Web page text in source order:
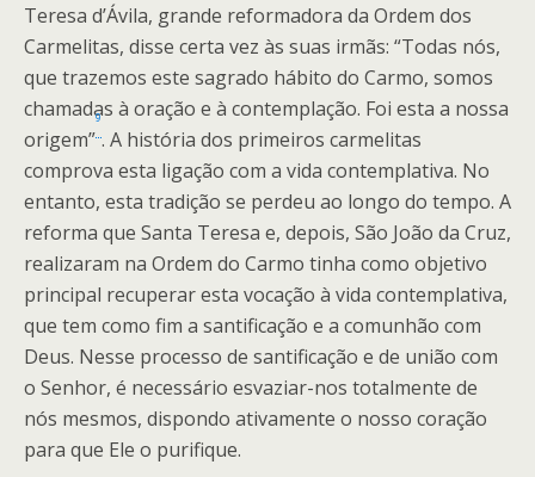
Teresa d’Ávila, grande reformadora da Ordem dos
Carmelitas, disse certa vez às suas irmãs: “Todas nós,
que trazemos este sagrado hábito do Carmo, somos
chamadas à oração e à contemplação. Foi esta a nossa
origem”
9
. A história dos primeiros carmelitas
comprova esta ligação com a vida contemplativa. No
entanto, esta tradição se perdeu ao longo do tempo. A
reforma que Santa Teresa e, depois, São João da Cruz,
realizaram na Ordem do Carmo tinha como objetivo
principal recuperar esta vocação à vida contemplativa,
que tem como fim a santificação e a comunhão com
Deus. Nesse processo de santificação e de união com
o Senhor, é necessário esvaziar-nos totalmente de
nós mesmos, dispondo ativamente o nosso coração
para que Ele o purifique.